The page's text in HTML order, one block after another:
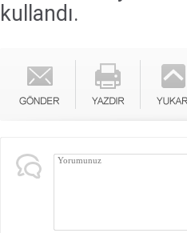
kullandı.